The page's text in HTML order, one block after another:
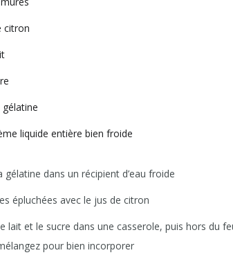
citron
liquide entière bien froide
gélatine dans un récipient d’eau froide
épluchées avec le jus de citron
lait et le sucre dans une casserole, puis hors du
pour bien incorporer